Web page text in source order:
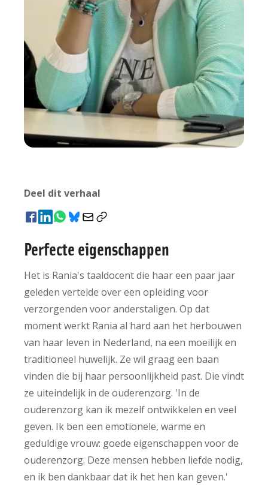
Deel dit verhaal
Perfecte eigenschappen
Het is Rania's taaldocent die haar een paar jaar
geleden vertelde over een opleiding voor
verzorgenden voor anderstaligen. Op dat
moment werkt Rania al hard aan het herbouwen
van haar leven in Nederland, na een moeilijk en
traditioneel huwelijk. Ze wil graag een baan
vinden die bij haar persoonlijkheid past. Die vindt
ze uiteindelijk in de ouderenzorg. 'In de
ouderenzorg kan ik mezelf ontwikkelen en veel
geven. Ik ben een emotionele, warme en
geduldige vrouw: goede eigenschappen voor de
ouderenzorg. Deze mensen hebben liefde nodig,
en ik ben dankbaar dat ik het hen kan geven.'